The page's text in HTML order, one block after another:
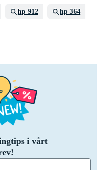
hp 912 hp 364
i vårt